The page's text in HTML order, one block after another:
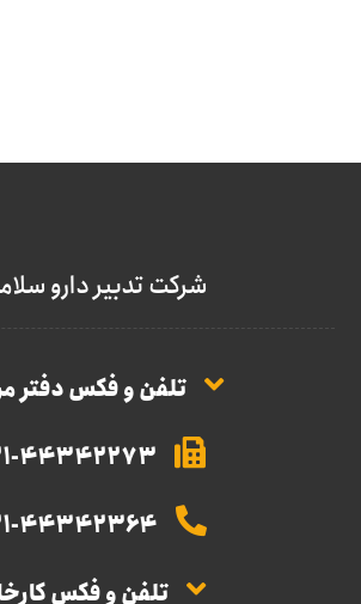
شرکت تدبیر دارو
تلفن و فکس دفتر
44342273
44342364
تلفن و فکس